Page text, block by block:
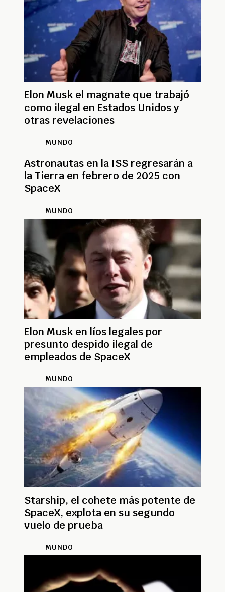
Elon Musk el magnate que trabajó
como ilegal en Estados Unidos y
otras revelaciones
MUNDO
Astronautas en la ISS regresarán a
la Tierra en febrero de 2025 con
SpaceX
MUNDO
Elon Musk en líos legales por
presunto despido ilegal de
empleados de SpaceX
MUNDO
Starship, el cohete más potente de
SpaceX, explota en su segundo
vuelo de prueba
MUNDO